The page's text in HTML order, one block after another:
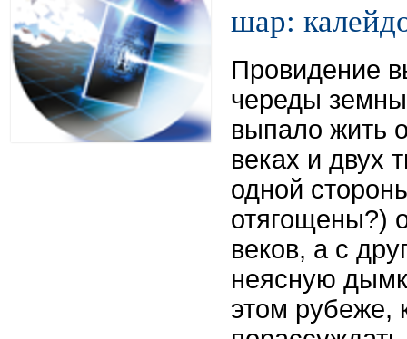
шар:
Провидение
череды
выпало жить
веках и двух
одной
отягощены?)
веков, а с
неясную
этом рубеже,